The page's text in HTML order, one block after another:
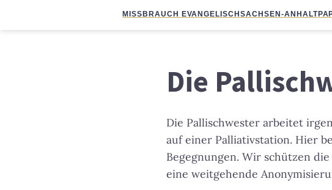
MISSBRAUCH EVANGELISCHSACHSEN-ANHALT
Die
Die Pallischwester arbeitet
auf einer Palliativstation. Hier
Begegnungen. Wir schützen
eine weitgehende